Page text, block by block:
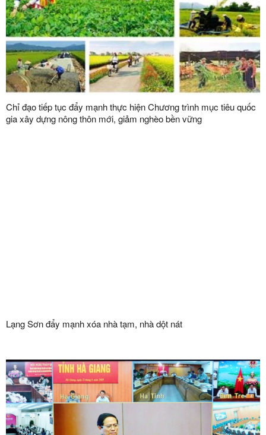
Chỉ đạo tiếp tục đẩy mạnh thực hiện Chương trình mục tiêu quốc
gia xây dựng nông thôn mới, giảm nghèo bền vững
Lạng Sơn đẩy mạnh xóa nhà tạm, nhà dột nát